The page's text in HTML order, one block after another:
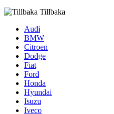
Tillbaka
Audi
BMW
Citroen
Dodge
Fiat
Ford
Honda
Hyundai
Isuzu
Iveco